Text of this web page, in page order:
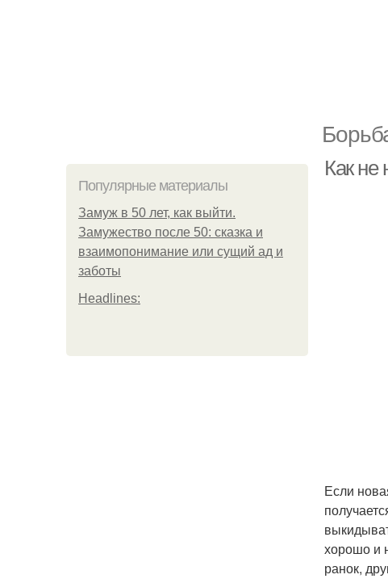
Популярные материалы
Замуж в 50 лет, как выйти.
Замужество после 50: сказка и
взаимопонимание или сущий ад и
заботы
Headlines:
Как не
Если
хорошо и
ранок,